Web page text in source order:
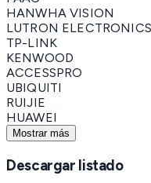
HANWHA VISION
LUTRON ELECTRONICS
TP-LINK
KENWOOD
ACCESSPRO
UBIQUITI
RUIJIE
HUAWEI
Mostrar más
Descargar listado